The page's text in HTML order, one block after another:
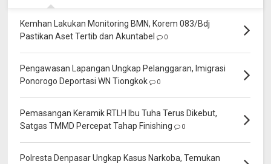
Kemhan Lakukan Monitoring BMN, Korem 083/Bdj
Pastikan Aset Tertib dan Akuntabel
0
Pengawasan Lapangan Ungkap Pelanggaran, Imigrasi
Ponorogo Deportasi WN Tiongkok
0
Pemasangan Keramik RTLH Ibu Tuha Terus Dikebut,
Satgas TMMD Percepat Tahap Finishing
0
Polresta Denpasar Ungkap Kasus Narkoba, Temukan